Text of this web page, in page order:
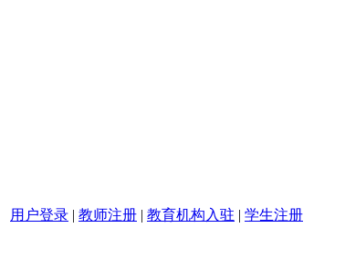
用户登录 | 教师注册 | 教育机构入驻 | 学生注册